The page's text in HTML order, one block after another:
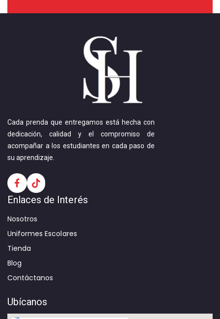
Cada prenda que entregamos está hecha con
dedicación, calidad y el compromiso de
acompañar a los estudiantes en cada paso de
su aprendizaje.
Enlaces de Interés
Nosotros
Uniformes Escolares
Tienda
Blog
Contáctanos
Ubícanos